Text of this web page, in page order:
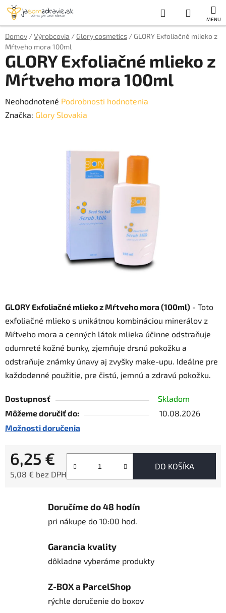
Prejsť
obsah
Hľadať
KOŠÍK
Domov /Výrobcovia / Glory cosmetics / GLORY Exfoliačné mlieko z
Mŕtveho mora 100ml
GLORY Exfoliačné mlieko z Mŕtveho mora (100ml) - Toto
exfoliačné mlieko s unikátnou kombináciou minerálov z
Mŕtveho mora a cenných látok mlieka účinne odstraňuje
odumreté kožné bunky, zjemňuje drsnú pokožku a
odstraňuje známky únavy aj zvyšky make-upu. Ideálne pre
každodenné použitie, pre čistú, jemnú a zdravú pokožku.
Dostupnosť
Skladom
Môžeme doručiť do:
10.08.2026
Možnosti doručenia
6,25 €
5,08 € bez DPH
DO KOŠÍKA
GLORY Exfoliačné mlieko z
Mŕtveho mora 100ml
Priemerné
hodnotenie
Neohodnotené Podrobnosti hodnotenia
Značka: Glory Slovakia
Doručíme do 48 hodín
pri nákupe do 10:00 hod.
Garancia kvality
dôkladne vyberáme produkty
Z-BOX a ParcelShop
rýchle doručenie do boxov